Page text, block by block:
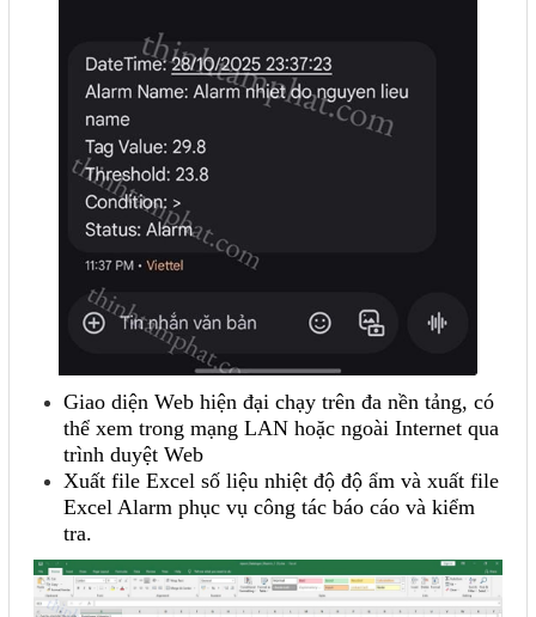
Giao diện Web hiện đại chạy trên đa nền tảng, có
thể xem trong mạng LAN hoặc ngoài Internet qua
trình duyệt Web
Xuất file Excel số liệu nhiệt độ độ ẩm và xuất file
Excel Alarm phục vụ công tác báo cáo và kiểm
tra.